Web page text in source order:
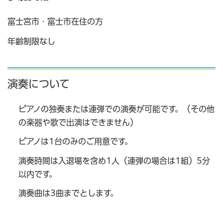
富士宮市・富士市在住の方
年齢制限なし
演奏について
ピアノの独奏または連弾での演奏が可能です。（その他
の楽器や歌で出演はできません）
ピアノは1台のみのご用意です。
演奏時間は入退場を含め1人（連弾の場合は1組）5分
以内です。
演奏曲は3曲までとします。